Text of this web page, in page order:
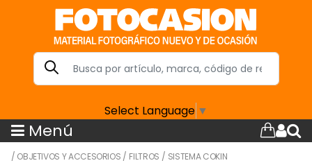
Select Language ▼
Menú
/ OBJETIVOS Y ACCESORIOS / FILTROS / SISTEMA COKIN